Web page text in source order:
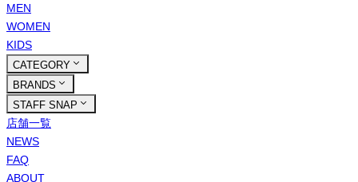
MEN
WOMEN
KIDS
CATEGORY
BRANDS
STAFF SNAP
店舗一覧
NEWS
FAQ
ABOUT